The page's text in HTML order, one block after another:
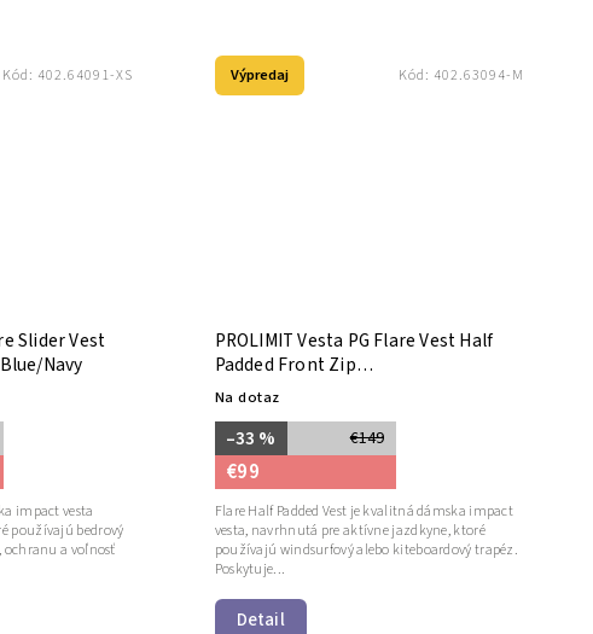
Slider Vest
Navy
impact vesta
používajú bedrový
ochranu a voľnosť
Kód: 402.64091-XS Výpredaj
PROLIMIT Vesta PG Flare Vest Half
Padded Front Zip
Black/Grey/Lavender
Na dotaz
€149
–33 %
€99
Detail
Flare Half Padded Vest je kvalitná dámska impact
vesta, navrhnutá pre aktívne jazdkyne, ktoré
používajú windsurfový alebo kiteboardový trapéz.
Poskytuje...
Kód: 402.63094-M